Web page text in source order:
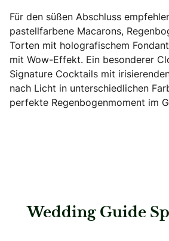
Für den süßen Abschluss
pastellfarbene Macarons,
Torten mit holografischem
mit Wow-Effekt. Ein besonderer
Signature Cocktails mit
nach Licht in unterschiedlichen
perfekte Regenbogenmoment im
Wedding Guide